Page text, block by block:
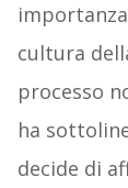
cultura
processo
ha
decide di